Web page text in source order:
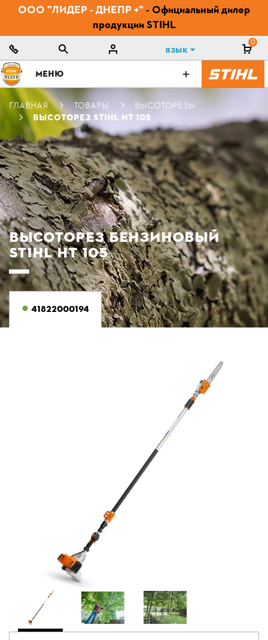
ООО "ЛИДЕР - ДНЕПР +" - Официальный дилер
продукции STIHL
Язык
0
МЕНЮ
ГЛАВНАЯ ТОВАРЫ
ВЫСОТОРЕЗЫ
ВЫСОТОРЕЗ STIHL HT 105
ВЫСОТОРЕЗ БЕНЗИНОВЫЙ
STIHL HT 105
41822000194